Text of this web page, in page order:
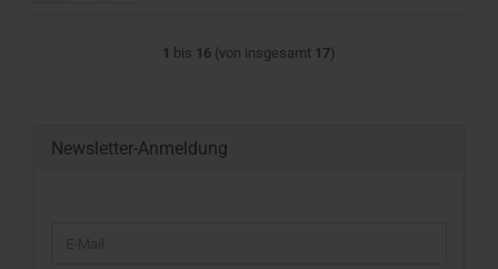
1 bis 16 (von insgesamt 17)
Newsletter-Anmeldung